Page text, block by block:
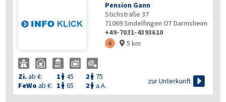
Pension Gann
Stichstraße 37
71069Sindelfingen OT Darmsheim
+49-7031-4393610
6  5 km
Zi.ab €: 1  45 2  75
FeWo ab €: 1  65 2  a.A.
zur Unterkunft 